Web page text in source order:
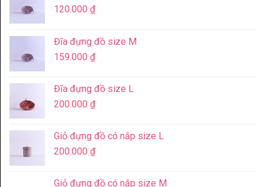
120.000 ₫
Đĩa đựng đồ size M
159.000 ₫
Đĩa đựng đồ size L
200.000 ₫
Giỏ đựng đồ có nắp size L
200.000 ₫
Giỏ đựng đồ có nắp size M